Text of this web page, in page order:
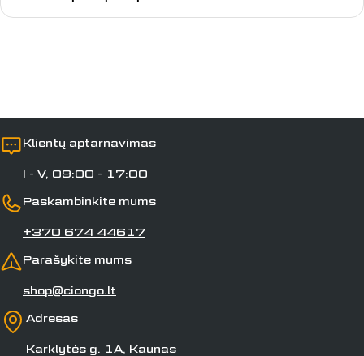
Laukai, pažymėti *, yra privalomi.
Klientų aptarnavimas
I - V, 09:00 - 17:00
Paskambinkite mums
+370 674 44617
Parašykite mums
shop@ciongo.lt
Adresas
Karklytės g. 1A, Kaunas